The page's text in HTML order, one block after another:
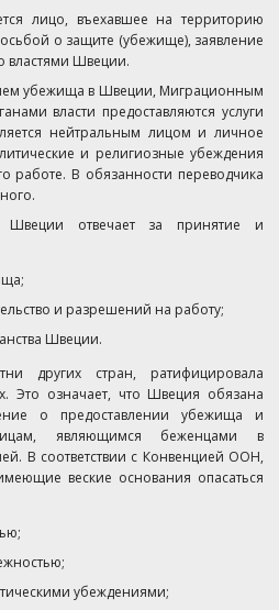
лицо, въехавшее на территорию
о защите (убежище), заявление
властями Швеции.
убежища в Швеции, Миграционным
власти предоставляются услуги
нейтральным лицом и личное
и религиозные убеждения
работе. В обязанности переводчика
Швеции отвечает за принятие и
и разрешений на работу;
Швеции.
других стран, ратифицировала
означает, что Швеция обязана
о предоставлении убежища и
являющимся беженцами в
В соответствии с Конвенцией ООН,
веские основания опасаться
убеждениями;